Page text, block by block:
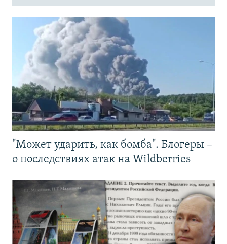
"Может ударить, как бомба". Блогеры –
о последствиях атак на Wildberries